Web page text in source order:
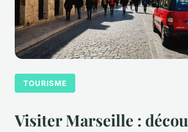
TOURISME
Visiter Marseille :